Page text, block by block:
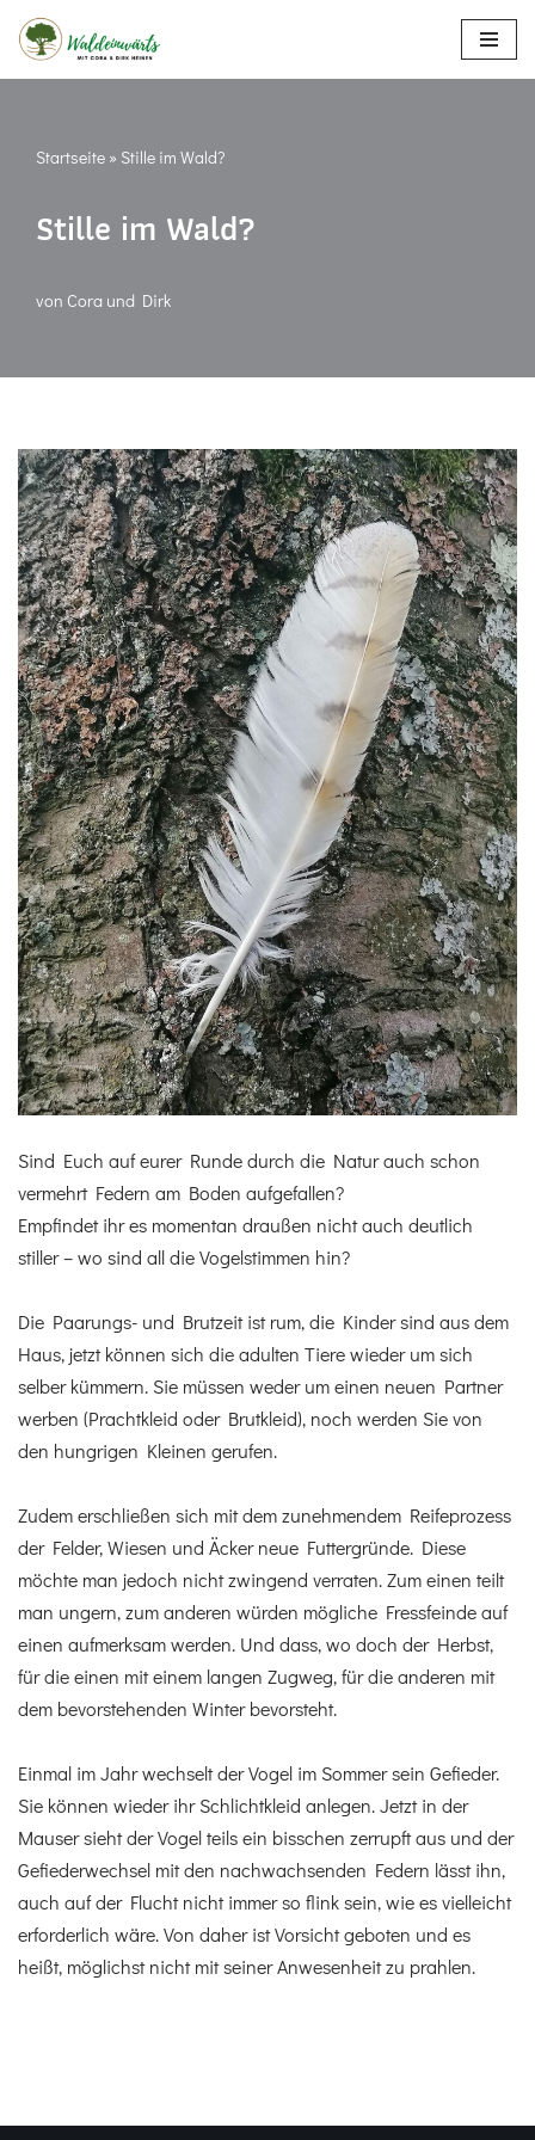
Zum
Startseite » Stille im Wald?
Stille im Wald?
von Cora und Dirk
Sind Euch auf eurer Runde durch die Natur auch schon
vermehrt Federn am Boden aufgefallen?
Empfindet ihr es momentan draußen nicht auch deutlich
stiller – wo sind all die Vogelstimmen hin?
Die Paarungs- und Brutzeit ist rum, die Kinder sind aus dem
Haus, jetzt können sich die adulten Tiere wieder um sich
selber kümmern. Sie müssen weder um einen neuen Partner
werben (Prachtkleid oder Brutkleid), noch werden Sie von
den hungrigen Kleinen gerufen.
Zudem erschließen sich mit dem zunehmendem Reifeprozess
der Felder, Wiesen und Äcker neue Futtergründe. Diese
möchte man jedoch nicht zwingend verraten. Zum einen teilt
man ungern, zum anderen würden mögliche Fressfeinde auf
einen aufmerksam werden. Und dass, wo doch der Herbst,
für die einen mit einem langen Zugweg, für die anderen mit
dem bevorstehenden Winter bevorsteht.
Einmal im Jahr wechselt der Vogel im Sommer sein Gefieder.
Sie können wieder ihr Schlichtkleid anlegen. Jetzt in der
Mauser sieht der Vogel teils ein bisschen zerrupft aus und der
Gefiederwechsel mit den nachwachsenden Federn lässt ihn,
auch auf der Flucht nicht immer so flink sein, wie es vielleicht
erforderlich wäre. Von daher ist Vorsicht geboten und es
heißt, möglichst nicht mit seiner Anwesenheit zu prahlen.